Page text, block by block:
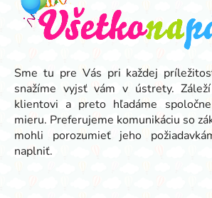
Sme tu pre Vás pri každej
snažíme vyjsť vám v ústrety.
klientovi a preto hľadáme
mieru. Preferujeme komunikáciu so
mohli porozumieť jeho
naplniť.